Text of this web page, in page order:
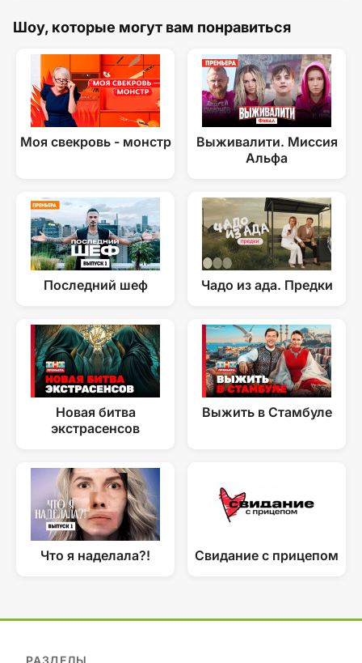
Шоу, которые могут вам понравиться
Моя свекровь - монстр
Выживалити. Миссия
Альфа
Последний шеф Чадо из ада. Предки
Новая битва
экстрасенсов
Выжить в Стамбуле
Что я наделала?! Свидание с прицепом
РАЗДЕЛЫ